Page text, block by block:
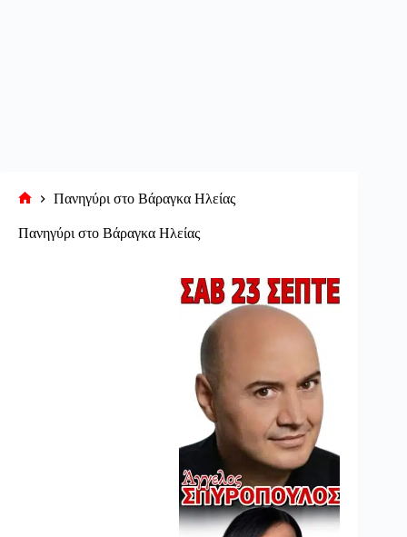
σελίδα
Πανηγύρι στο Βάραγκα Ηλείας
Πανηγύρι στο Βάραγκα Ηλείας